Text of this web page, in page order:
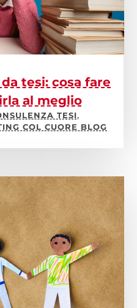
tesi: cosa fare
al meglio
TESI,
COL CUORE BLOG